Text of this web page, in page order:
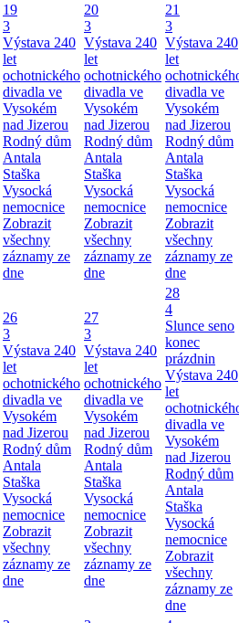
19
3
Výstava 240
let
ochotnického
divadla ve
Vysokém
nad Jizerou
Rodný dům
Antala
Staška
Vysocká
nemocnice
Zobrazit
všechny
záznamy ze
dne
20
3
Výstava 240
let
ochotnického
divadla ve
Vysokém
nad Jizerou
Rodný dům
Antala
Staška
Vysocká
nemocnice
Zobrazit
všechny
záznamy ze
dne
21
3
Výstava 240
let
divadla ve
Vysokém
nad Jizerou
Rodný dům
Antala
Staška
Vysocká
nemocnice
Zobrazit
všechny
záznamy ze
dne
26
3
Výstava 240
let
ochotnického
divadla ve
Vysokém
nad Jizerou
Rodný dům
Antala
Staška
Vysocká
nemocnice
Zobrazit
všechny
záznamy ze
dne
27
3
Výstava 240
let
ochotnického
divadla ve
Vysokém
nad Jizerou
Rodný dům
Antala
Staška
Vysocká
nemocnice
Zobrazit
všechny
záznamy ze
dne
28
4
Slunce seno
konec
prázdnin
Výstava 240
let
divadla ve
Vysokém
nad Jizerou
Rodný dům
Antala
Staška
Vysocká
nemocnice
Zobrazit
všechny
záznamy ze
dne